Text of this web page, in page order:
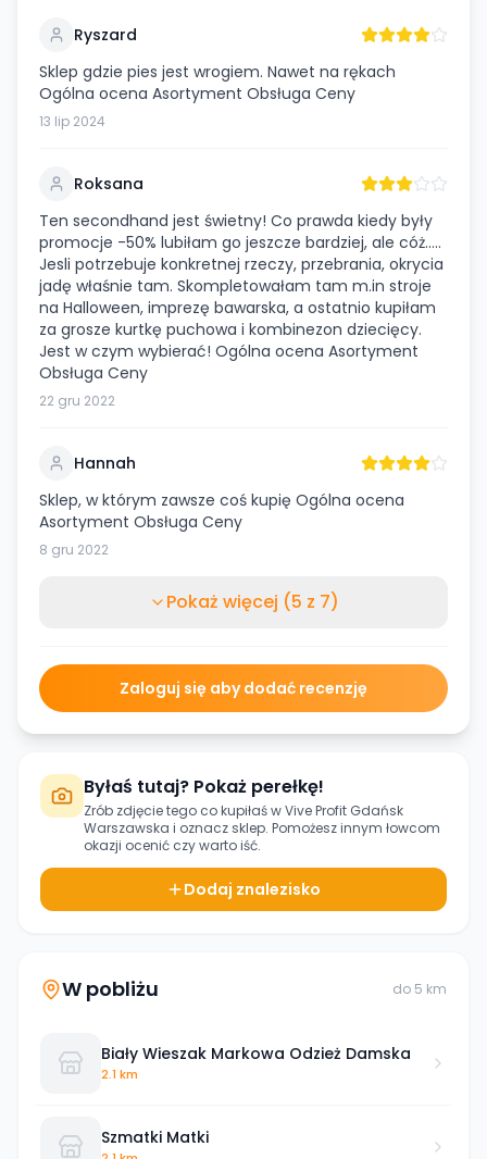
Ryszard
Sklep gdzie pies jest wrogiem. Nawet na rękach
Ogólna ocena Asortyment Obsługa Ceny
13 lip 2024
Roksana
Ten secondhand jest świetny! Co prawda kiedy były
promocje -50% lubiłam go jeszcze bardziej, ale cóż…..
Jesli potrzebuje konkretnej rzeczy, przebrania, okrycia
jadę właśnie tam. Skompletowałam tam m.in stroje
na Halloween, imprezę bawarska, a ostatnio kupiłam
za grosze kurtkę puchowa i kombinezon dziecięcy.
Jest w czym wybierać! Ogólna ocena Asortyment
Obsługa Ceny
22 gru 2022
Hannah
Sklep, w którym zawsze coś kupię Ogólna ocena
Asortyment Obsługa Ceny
8 gru 2022
Pokaż więcej (5 z 7)
Zaloguj się aby dodać recenzję
Byłaś tutaj? Pokaż perełkę!
Zrób zdjęcie tego co kupiłaś wVive Profit Gdańsk
Warszawska i oznacz sklep. Pomożesz innym łowcom
okazji ocenić czy warto iść.
Dodaj znalezisko
W pobliżu do 5 km
Biały Wieszak Markowa Odzież Damska
2.1 km
Szmatki Matki